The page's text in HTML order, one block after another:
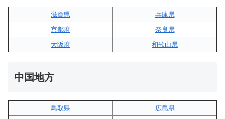
滋賀県
兵庫県
京都府
奈良県
大阪府
和歌山県
中国地方
鳥取県
広島県